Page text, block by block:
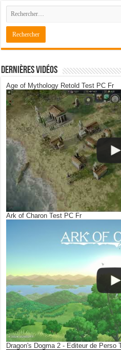
Dernières Vidéos
Age of Mythology Retold Test PC Fr
Ark of Charon Test PC Fr
Dragon's Dogma 2 - Editeur de Perso